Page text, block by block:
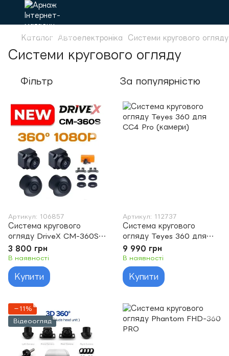
Каталог Автоелектроніка Системи кругового огляду
Системи кругового огляду
Фільтр За популярністю
Артикул: 106857
Система кругового
огляду DriveX CM-360S
AHD
3 800 грн
В наявності
Купити
Артикул: 112737
Система кругового
огляду Teyes 360 для
CC4 Pro (камери)
9 990 грн
В наявності
Купити
−11%
Відеоогляд